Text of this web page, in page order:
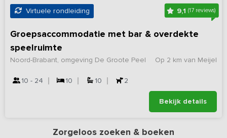
Virtuele rondleiding 9,1(17 reviews)
Groepsaccommodatie met bar & overdekte
speelruimte
Op 2 km van Meijel
Noord-Brabant, omgeving De Groote Peel
10 - 24 10 10 2
Bekijk details
Zorgeloos zoeken & boeken